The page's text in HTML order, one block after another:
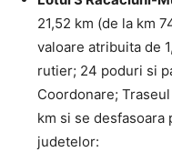
21,52 km (de la km
valoare atribuita de
rutier; 24 poduri si
Coordonare;
km si se
judetelor: